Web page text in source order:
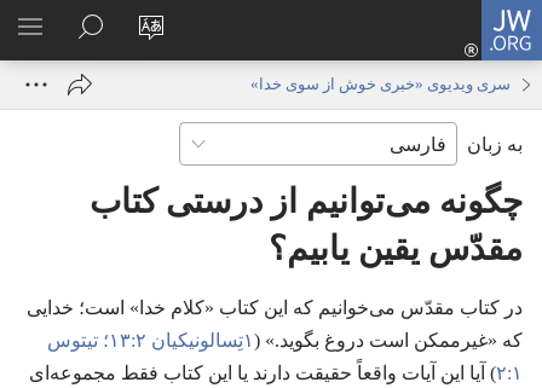
JW.ORG
زبان
را
ورود
باز
JW.ORG
جستجو
سری ویدیوی «خبری خوش از سوی خدا»‏
به زبان
چگونه می‌توانیم از درستی کتاب
مقدّس یقین یابیم؟‏
در کتاب مقدّس می‌خوانیم که این کتاب «کلام خدا» است؛‏ خدایی
که «غیرممکن است دروغ بگوید.‏» (‏۱تِسالونیکیان ۲:‏۱۳؛‏
تیتوس
۱:‏۲
‏)‏ آیا این آیات واقعاً حقیقت دارند یا این کتاب فقط مجموعه‌ای